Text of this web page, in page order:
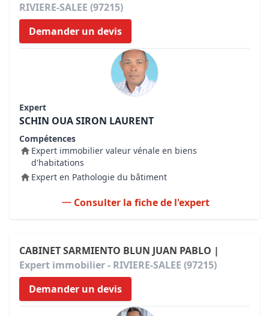
RIVIERE-SALEE (97215)
Demander un devis
Expert
SCHIN OUA SIRON LAURENT
Compétences
Expert immobilier valeur vénale en biens
d'habitations
Expert en Pathologie du bâtiment
Consulter la fiche de l'expert
CABINET SARMIENTO BLUN JUAN PABLO |
Expert immobilier - RIVIERE-SALEE (97215)
Demander un devis